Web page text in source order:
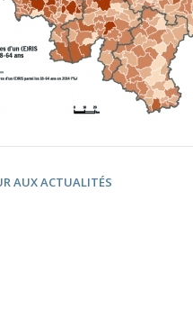
AUX ACTUALITÉS